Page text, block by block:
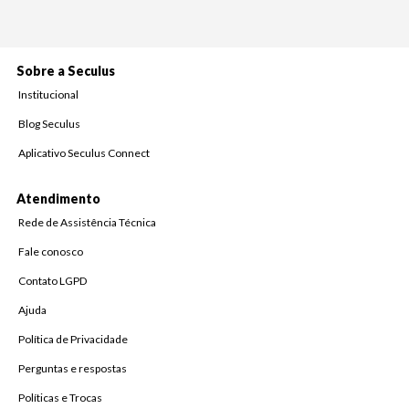
Sobre a Seculus
Institucional
Blog Seculus
Aplicativo Seculus Connect
Atendimento
Rede de Assistência Técnica
Fale conosco
Contato LGPD
Ajuda
Política de Privacidade
Perguntas e respostas
Políticas e Trocas